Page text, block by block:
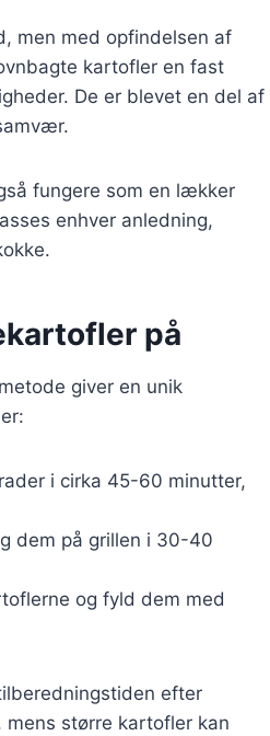
men med opfindelsen af
kartofler en fast
De er blevet en del af
fungere som en lækker
enhver anledning,
på
giver en unik
i cirka 45-60 minutter,
dem på grillen i 30-40
og fyld dem med
efter
større kartofler kan